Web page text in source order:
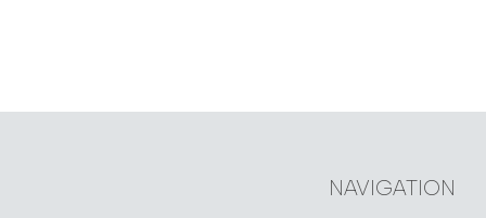
NAVIGATION